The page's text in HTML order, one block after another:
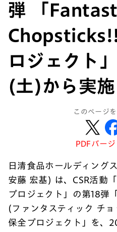
弾 「
ロジェクト
(土)から実施
このページ
PDFバージ
日清食品ホールディング
安藤 宏基) は、CSR活動
プロジェクト」の第18弾
(ファンタスティック チ
保全プロジェクト」を、